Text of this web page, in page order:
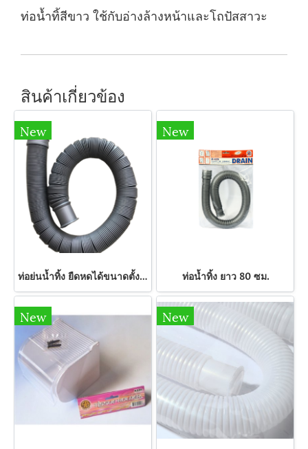
ท่อน้ำทิ้สีขาว ใช้กับอ่างล้างหน้าและโถปัสสาวะ
สินค้าเกี่ยวข้อง
New
ท่อย่นน้ำทิ้ง ยืดหดได้ขนาดตั้งแต่60-200 ซม.
New
ท่อน้ำทิ้ง ยาว 80 ซม.
New New